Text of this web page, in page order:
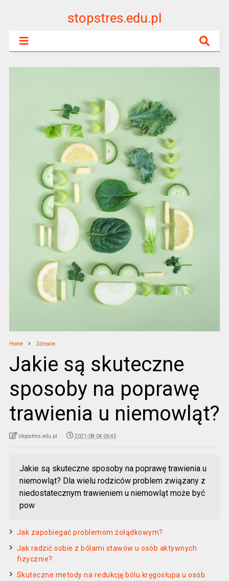
stopstres.edu.pl
Home Zdrowie
Jakie są skuteczne
sposoby na poprawę
trawienia u niemowląt?
stopstres.edu.pl 2021-08-04 06:45
Jakie są skuteczne sposoby na poprawę trawienia u
niemowląt? Dla wielu rodziców problem związany z
niedostatecznym trawieniem u niemowląt może być
pow
Jak zapobiegać problemom żołądkowym?
Jak radzić sobie z bólami stawów u osób aktywnych
fizycznie?
Skuteczne metody na redukcję bólu kręgosłupa u osób